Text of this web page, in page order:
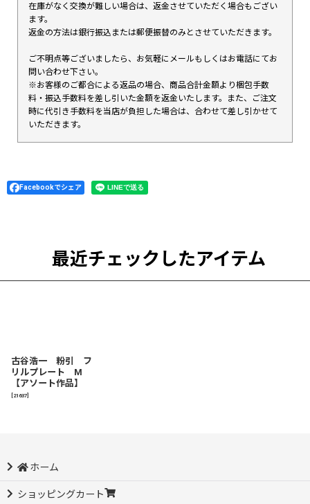
在庫がなく交換が難しい場合は、返金させていただく場合もござい
ます。
返金の方法は銀行振込または郵便振替のみとさせていただきます。
ご不明点等ございましたら、お気軽にメールもしくはお電話にてお
問い合わせ下さい。
※お客様のご都合による返品の場合、商品合計金額より梱包手数
料・振込手数料を差し引いた金額を返金いたします。また、ご注文
時に代引き手数料を当店が負担した場合は、合わせて差し引かせて
いただきます。
Facebookでシェア
最近チェックしたアイテム
古谷浩一 粉引 フ
リルプレート M
【アソート作品】
21637
ホーム
ショッピングカート